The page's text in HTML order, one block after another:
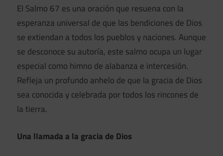
El Salmo 67 es una oración que resuena con la
esperanza universal de que las bendiciones de Dios
se extiendan a todos los pueblos y naciones. Aunque
se desconoce su autoría, este salmo ocupa un lugar
especial como himno de alabanza e intercesión.
Refleja un profundo anhelo de que la gracia de Dios
sea conocida y celebrada por todos los rincones de
la tierra.
Una llamada a la gracia de Dios